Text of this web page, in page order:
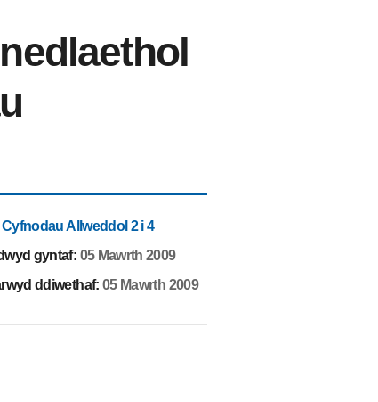
Cyfnodau Allweddol 2 i 4
gyntaf: 05 Mawrth 2009
ddiwethaf: 05 Mawrth 2009